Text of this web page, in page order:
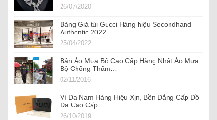
26/07/2020
Bảng Giá túi Gucci Hàng hiệu Secondhand
Authentic 2022…
25/04/2022
Bán Áo Mưa Bộ Cao Cấp Hàng Nhật Áo Mưa
Bộ Chống Thấm…
02/11/2016
Ví Da Nam Hàng Hiệu Xịn, Bền Đẳng Cấp Đồ
Da Cao Cấp
26/10/2019